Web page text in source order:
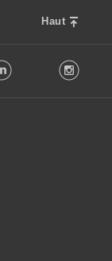
Haut
LinkedIn